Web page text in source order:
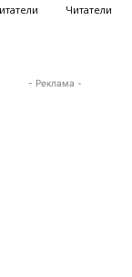
Читатели
- Реклама -